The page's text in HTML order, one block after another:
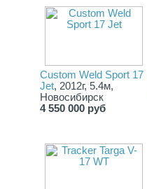
Custom Weld Sport 17
Jet, 2012г, 5.4м,
Новосибирск
4 550 000 руб